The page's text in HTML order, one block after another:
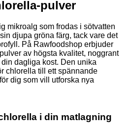
pulver
mikroalg som frodas i sötvatten
djupa gröna färg, tack vare det
På Rawfoodshop erbjuder
av högsta kvalitet, noggrant
dagliga kost. Den unika
chlorella till ett spännande
dig som vill utforska nya
i din matlagning